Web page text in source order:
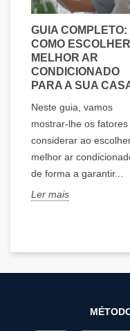
GUIA COMPLETO:
COMO
MELHOR AR
CONDICIONADO
PARA A SUA
Neste guia, vamos
mostrar-lhe os fatores
considerar ao
melhor ar
de forma a garantir...
Ler mais